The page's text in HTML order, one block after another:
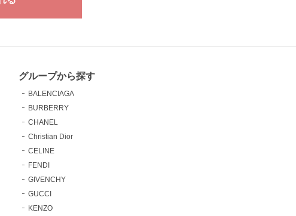
グループから探す
BALENCIAGA
BURBERRY
CHANEL
Christian Dior
CELINE
FENDI
GIVENCHY
GUCCI
KENZO